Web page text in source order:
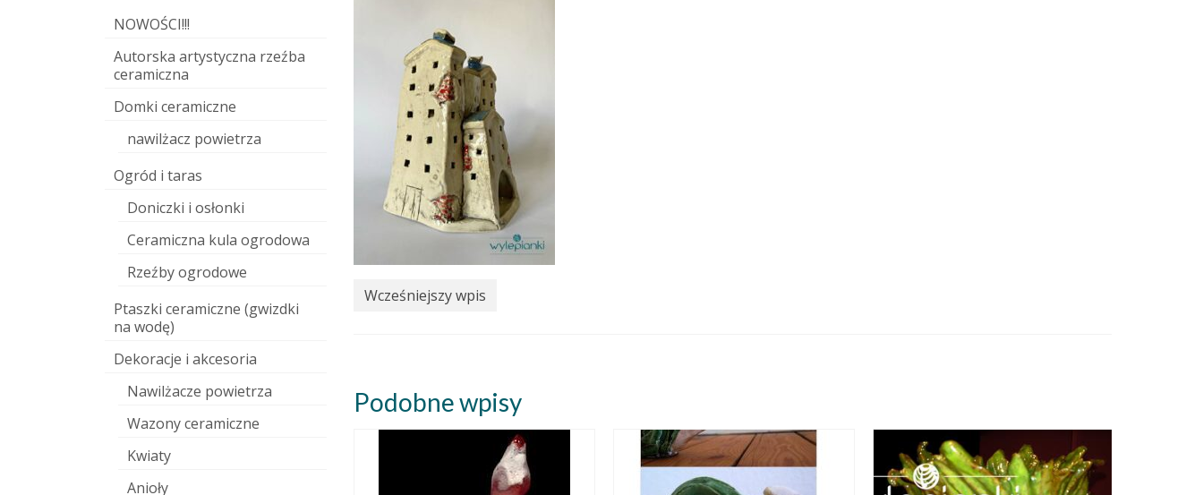
Wcześniejszy wpis
Podobne wpisy
NOWOŚCI!!!
Autorska artystyczna rzeźba
ceramiczna
Domki ceramiczne
nawilżacz powietrza
Ogród i taras
Doniczki i osłonki
Ceramiczna kula ogrodowa
Rzeźby ogrodowe
Ptaszki ceramiczne (gwizdki
na wodę)
Dekoracje i akcesoria
Nawilżacze powietrza
Wazony ceramiczne
Kwiaty
Anioły